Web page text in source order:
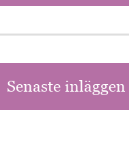
Senaste inläggen